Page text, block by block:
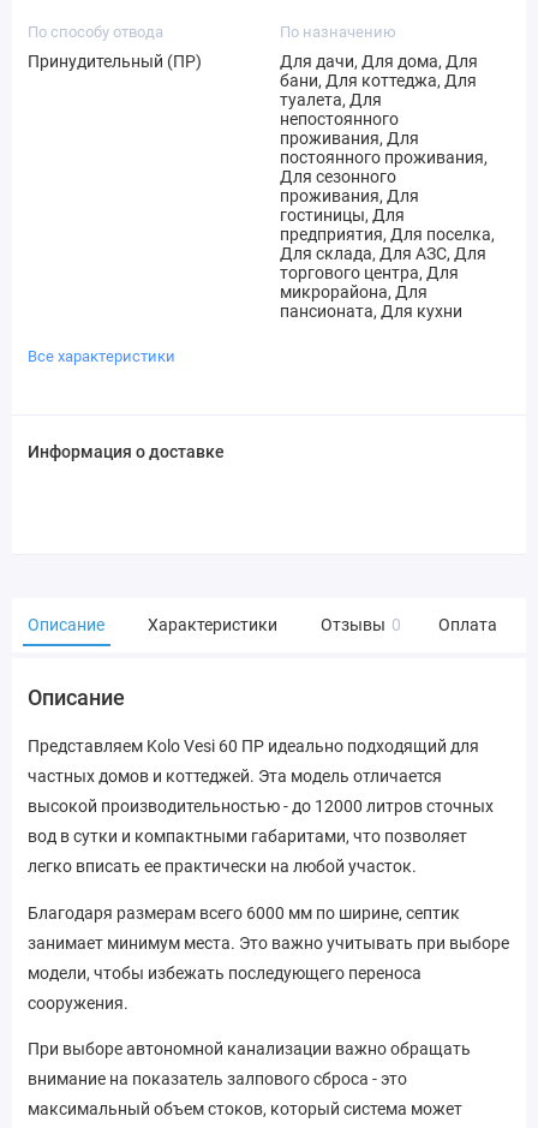
По способу отвода
Принудительный (ПР)
По назначению
Для дачи, Для дома, Для
бани, Для коттеджа, Для
туалета, Для
непостоянного
проживания, Для
постоянного проживания,
Для сезонного
проживания, Для
гостиницы, Для
предприятия, Для поселка,
Для склада, Для АЗС, Для
торгового центра, Для
микрорайона, Для
пансионата, Для кухни
Все характеристики
Информация о доставке
Описание Характеристики Отзывы 0 Оплата
Описание
Представляем Kolo Vesi 60 ПР идеально подходящий для
частных домов и коттеджей. Эта модель отличается
высокой производительностью - до 12000 литров сточных
вод в сутки и компактными габаритами, что позволяет
легко вписать ее практически на любой участок.
Благодаря размерам всего 6000 мм по ширине, септик
занимает минимум места. Это важно учитывать при выборе
модели, чтобы избежать последующего переноса
сооружения.
При выборе автономной канализации важно обращать
внимание на показатель залпового сброса - это
максимальный объем стоков, который система может